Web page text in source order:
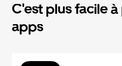
C'est plus facile
apps